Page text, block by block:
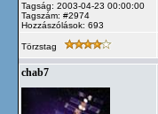
Tagság: 2003-04-23 00:00:00
Tagszám: #2974
Hozzászólások: 693
Törzstag
chab7